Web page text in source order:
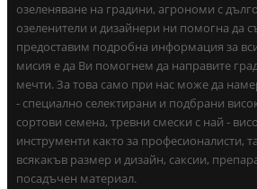
озеленяване на градини, агрономи с
озеленители и дизайнери ни помогна да
предоставим подробна информация за
мисия е да Ви помогнем да направите
мечти. За това само при нас може да
- специално селектирани и подбрани
сортови семена, тревни смески с най -
инструменти както за професионалисти,
всякакъв размер и дизайн, саксии,
посадъчен материал.